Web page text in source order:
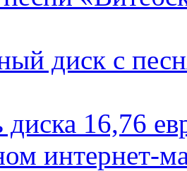
диск с
16,76
интернет-